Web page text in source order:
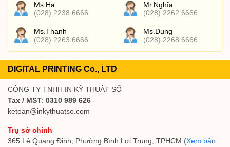
Ms.Hạ
(028) 2238 6666
Mr.Nghĩa
(028) 2262 6666
Ms.Thanh
(028) 2263 6666
Ms.Dung
(028) 2268 6666
DIGITAL PRINTING Co., LTD
CÔNG TY TNHH IN KỸ THUẬT SỐ
Tax / MST: 0310 989 626
ketoan@inkythuatso.com
Trụ sở chính
365 Lê Quang Định, Phường Bình Lợi Trung, TPHCM (Xem bản